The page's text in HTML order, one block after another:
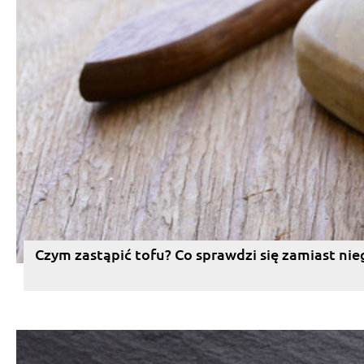
Czym zastąpić tofu? Co sprawdzi się zamiast